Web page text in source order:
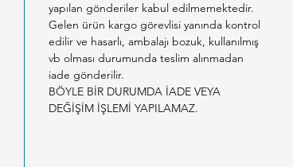
yapılan gönderiler kabul edilmemektedir.
Gelen ürün kargo görevlisi yanında kontrol
edilir ve hasarlı, ambalajı bozuk, kullanılmış
vb olması durumunda teslim alınmadan
iade gönderilir.
BÖYLE BİR DURUMDA İADE VEYA
DEĞİŞİM İŞLEMİ YAPILAMAZ.